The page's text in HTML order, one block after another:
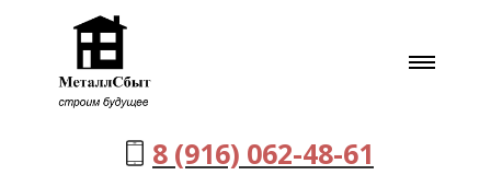
8 (916) 062-48-61